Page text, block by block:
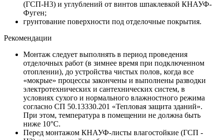
(ГСП-Н3) и углублений от винтов шпаклевкой КНАУФ-
Фуген;
грунтование поверхности под отделочные покрытия.
Рекомендации
Монтаж следует выполнять в период проведения
отделочных работ (в зимнее время при подключенном
отоплении), до устройства чистых полов, когда все
«мокрые» процессы закончены и выполнены разводки
электротехнических и сантехнических систем, в
условиях сухого и нормального влажностного режима
согласно СП 50.13330.201 «Тепловая защита зданий».
При этом, температура в помещении не должна быть
ниже 10°С.
Перед монтажом КНАУФ-листы влагостойкие (ГСП -